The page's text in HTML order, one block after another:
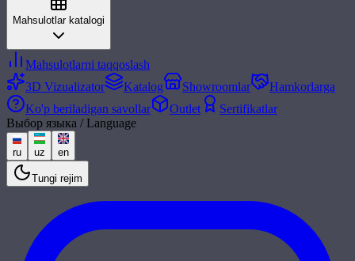
Mahsulotlar katalogi
Mahsulotlarni taqqoslash
3D Vizualizator
Katalog Showroomlar
Hamkorlarga
Ko'p beriladigan savollar
Outlet
Sertifikatlar
Выбор языка / Language
ru uz en
Tungi rejim